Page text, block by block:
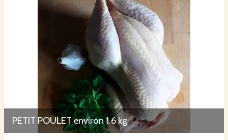
PETIT POULET environ 1.6 kg